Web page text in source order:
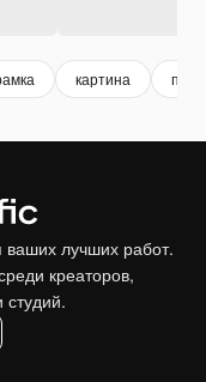
картина
лучших работ.
креаторов,
студий.